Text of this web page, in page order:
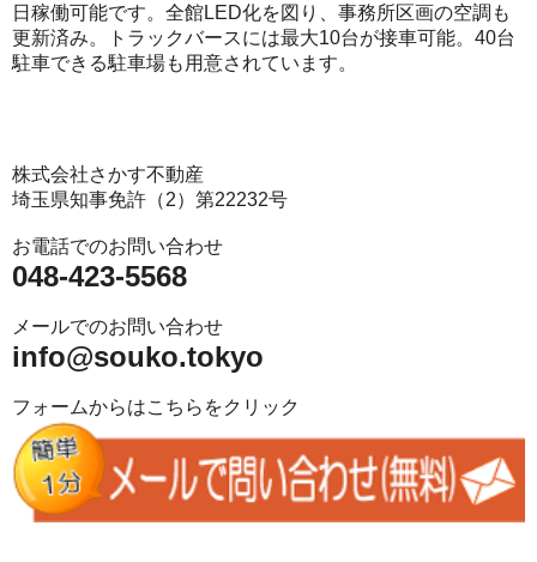
日稼働可能です。全館LED化を図り、事務所区画の空調も
更新済み。トラックバースには最大10台が接車可能。40台
駐車できる駐車場も用意されています。
株式会社さかす不動産
埼玉県知事免許（2）第22232号
お電話でのお問い合わせ
048-423-5568
メールでのお問い合わせ
info@souko.tokyo
フォームからはこちらをクリック